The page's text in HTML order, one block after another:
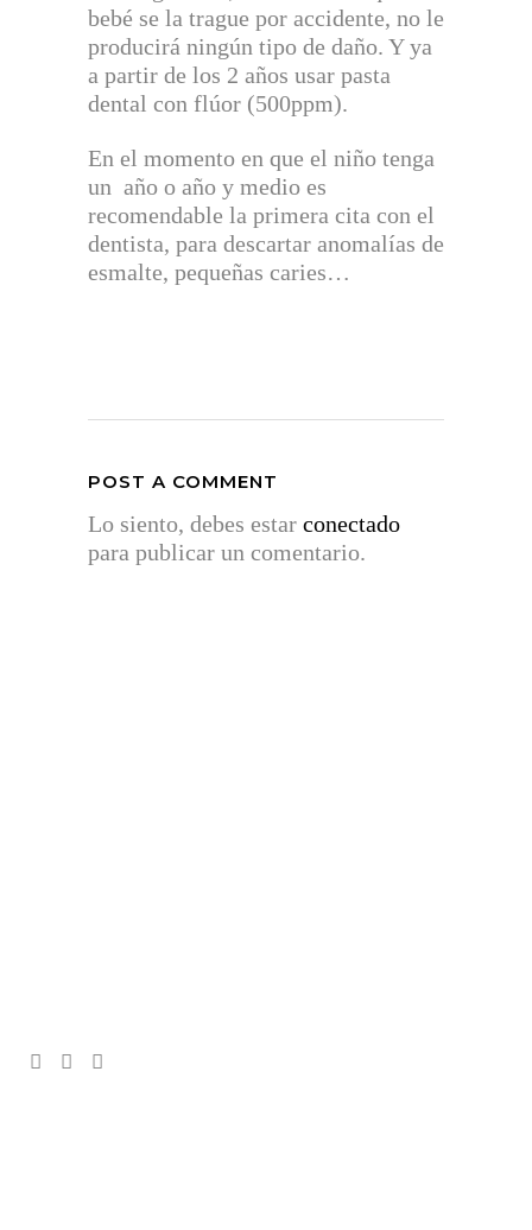
bebé se la trague por accidente, no le
producirá ningún tipo de daño. Y ya
a partir de los 2 años usar pasta
dental con flúor (500ppm).
En el momento en que el niño tenga
un año o año y medio es
recomendable la primera cita con el
dentista, para descartar anomalías de
esmalte, pequeñas caries…
POST A COMMENT
Lo siento, debes estar conectado
para publicar un comentario.